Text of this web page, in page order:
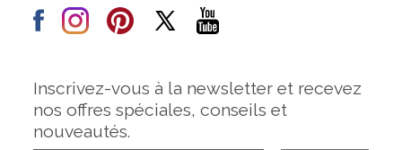
Inscrivez-vous à la newsletter et recevez
nos offres spéciales, conseils et
nouveautés.